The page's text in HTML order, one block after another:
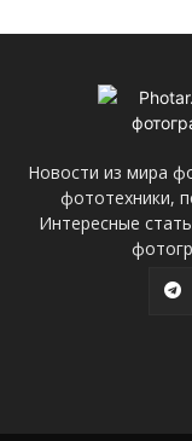
Новости из мира
фототехники,
Интересные